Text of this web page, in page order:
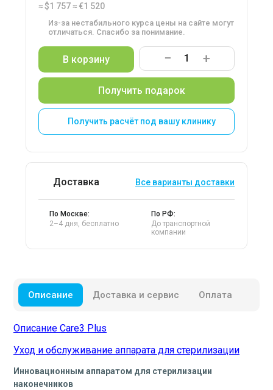
≈$1 757≈ €1 520
Из-за нестабильного курса цены на сайте могут
отличаться. Спасибо за понимание.
В корзину − +
Получить подарок
Получить расчёт под вашу клинику
Доставка Все варианты доставки
По Москве:
2–4 дня, бесплатно
По РФ:
До транспортной
компании
Описание Доставка и сервис Оплата
Описание Care3 Plus
Уход и обслуживание аппарата для стерилизации
Инновационным аппаратом для стерилизации
наконечников